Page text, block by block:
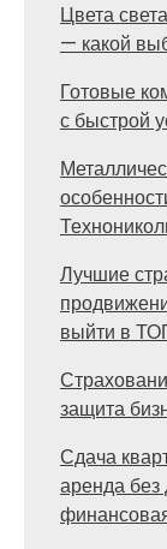
Цвета
— какой
Готовые
с быстрой
Лучшие
выйти в
защита
Сдача
аренда